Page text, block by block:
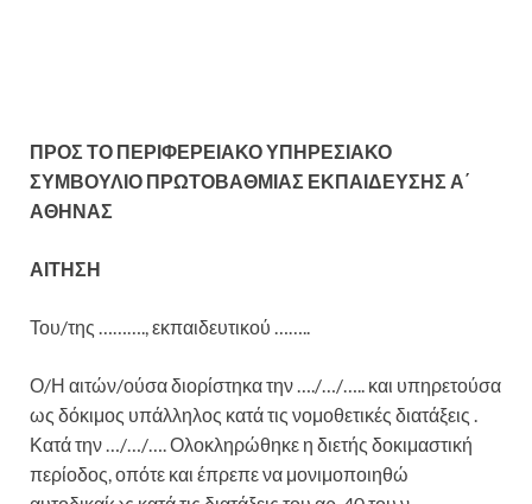
ΠΡΟΣ ΤΟ ΠΕΡΙΦΕΡΕΙΑΚΟ ΥΠΗΡΕΣΙΑΚΟ
ΣΥΜΒΟΥΛΙΟ ΠΡΩΤΟΒΑΘΜΙΑΣ ΕΚΠΑΙΔΕΥΣΗΣ Α΄
ΑΘΗΝΑΣ
ΑΙΤΗΣΗ
Του/της ………., εκπαιδευτικού ……..
Ο/Η αιτών/ούσα διορίστηκα την …./…/….. και υπηρετούσα
ως δόκιμος υπάλληλος κατά τις νομοθετικές διατάξεις .
Κατά την …/…/…. Ολοκληρώθηκε η διετής δοκιμαστική
περίοδος, οπότε και έπρεπε να μονιμοποιηθώ